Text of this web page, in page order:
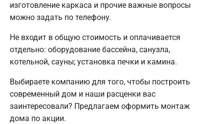
изготовление каркаса и прочие важные вопросы
можно задать по телефону.
Не входит в общую стоимость и оплачивается
отдельно: оборудование бассейна, санузла,
котельной, сауны; установка печки и камина.
Выбираете компанию для того, чтобы построить
современный дом и наши расценки вас
заинтересовали? Предлагаем оформить монтаж
дома по акции.